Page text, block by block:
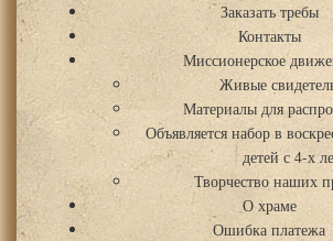
Заказать требы
Контакты
Миссионерское
Живые
Материалы для
Объявляется набор в
детей с 4-х
Творчество наших
О храме
Ошибка платежа